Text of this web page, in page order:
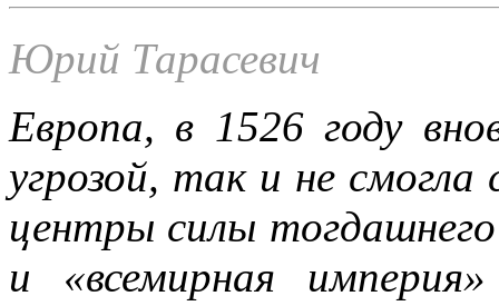
Юрий Тарасевич
Европа, в 1526 году
угрозой, так и не
центры силы
и «всемирная